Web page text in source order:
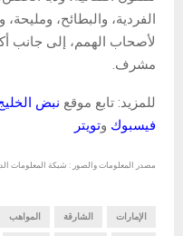
الفردية، والبطائح،
لأصحاب الهمم، إلى جانب
مشرف.
للمزيد: تابع موقع نبض
فيسبوك وتويتر
مصدر المعلومات والصور : شبكة المعلومات
الإمارات الشارقة المواهب